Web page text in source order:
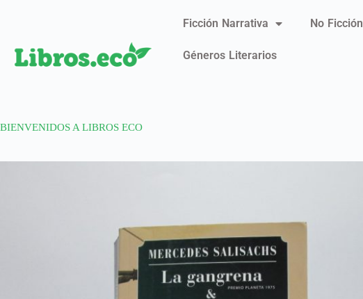
Ficción Narrativa No Ficción
Géneros Literarios
BIENVENIDOS A LIBROS ECO